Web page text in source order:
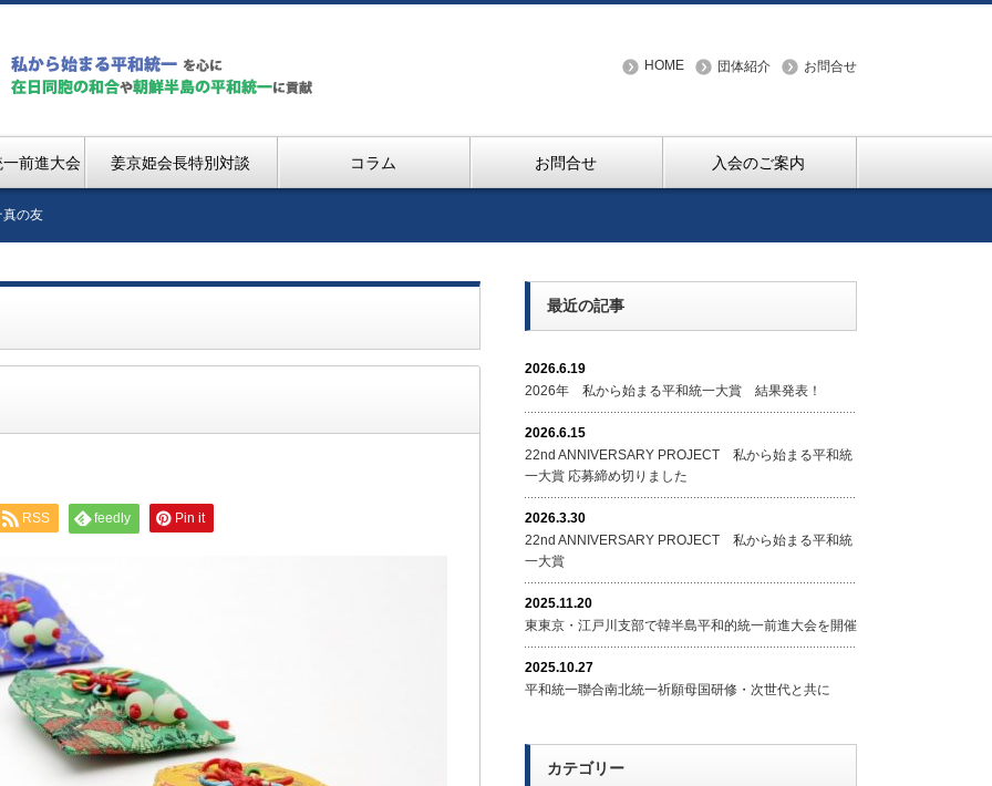
HOME 団体紹介 お問合せ
前進大会 姜京姫会長特別対談 コラム お問合せ 入会のご案内
真の友
RSS feedly Pin it
最近の記事
2026.6.19
2026年 私から始まる平和統一大賞 結果発表！
2026.6.15
22nd ANNIVERSARY PROJECT 私から始まる平和統
一大賞 応募締め切りました
2026.3.30
22nd ANNIVERSARY PROJECT 私から始まる平和統
一大賞
2025.11.20
東東京・江戸川支部で韓半島平和的統一前進大会を開催
2025.10.27
平和統一聯合南北統一祈願母国研修・次世代と共に
カテゴリー